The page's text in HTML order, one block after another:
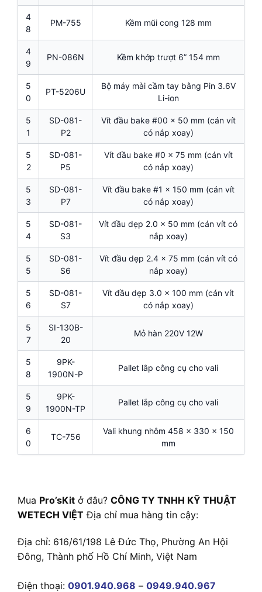
4
8
PM-755 Kềm mũi cong 128 mm
4
9
PN-086N Kềm khớp trượt 6” 154 mm
5
0
PT-5206U
Bộ máy mài cầm tay bằng Pin 3.6V
Li-ion
5
1
SD-081-
P2
Vít đầu bake #00 x 50 mm (cán vít
có nắp xoay)
5
2
SD-081-
P5
Vít đầu bake #0 x 75 mm (cán vít
có nắp xoay)
5
3
SD-081-
P7
Vít đầu bake #1 x 150 mm (cán vít
có nắp xoay)
5
4
SD-081-
S3
Vít đầu dẹp 2.0 x 50 mm (cán vít có
nắp xoay)
5
5
SD-081-
S6
Vít đầu dẹp 2.4 x 75 mm (cán vít có
nắp xoay)
5
6
SD-081-
S7
Vít đầu dẹp 3.0 x 100 mm (cán vít
có nắp xoay)
5
7
SI-130B-
20
Mỏ hàn 220V 12W
5
8
9PK-
1900N-P
Pallet lắp công cụ cho vali
5
9
9PK-
1900N-TP
Pallet lắp công cụ cho vali
6
0
TC-756
Vali khung nhôm 458 x 330 x 150
mm
Mua Pro’sKit ở đâu? CÔNG TY TNHH KỸ THUẬT
WETECH VIỆT Địa chỉ mua hàng tin cậy:
Địa chỉ: 616/61/198 Lê Đức Thọ, Phường An Hội
Đông, Thành phố Hồ Chí Minh, Việt Nam
Điện thoại: 0901.940.968 – 0949.940.967